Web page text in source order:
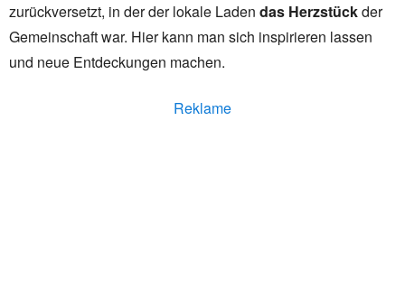
zurückversetzt, in der der lokale Laden das Herzstückder
Gemeinschaft war. Hier kann man sich inspirieren lassen
und neue Entdeckungen machen.
Reklame